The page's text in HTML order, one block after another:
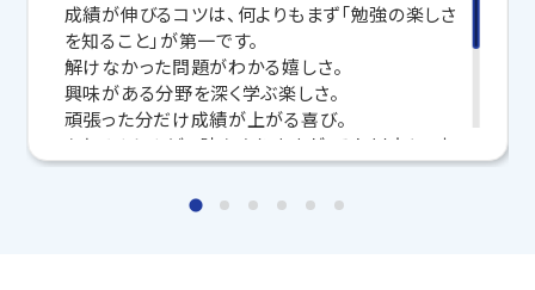
します！
この夏、本気で成績を上げるならトライ！
無料学習相談のお申し込みはこちら
◆ 2026年度入試 合格実績 ◆
成績が伸びるコツは、何よりもまず「勉強の楽しさ
を知ること」が第一です。
解けなかった問題がわかる嬉しさ。
興味がある分野を深く学ぶ楽しさ。
頑張った分だけ成績が上がる喜び。
もちろんしんどい時もありますが、それ以上に、実
は楽しいことも沢山あるのが勉強です！